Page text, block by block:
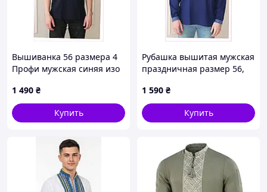
Вышиванка 56 размера 4
Профи мужская синяя изо
1 490 ₴
Купить
Рубашка вышитая мужская
праздничная размер 56,
1 590 ₴
Купить